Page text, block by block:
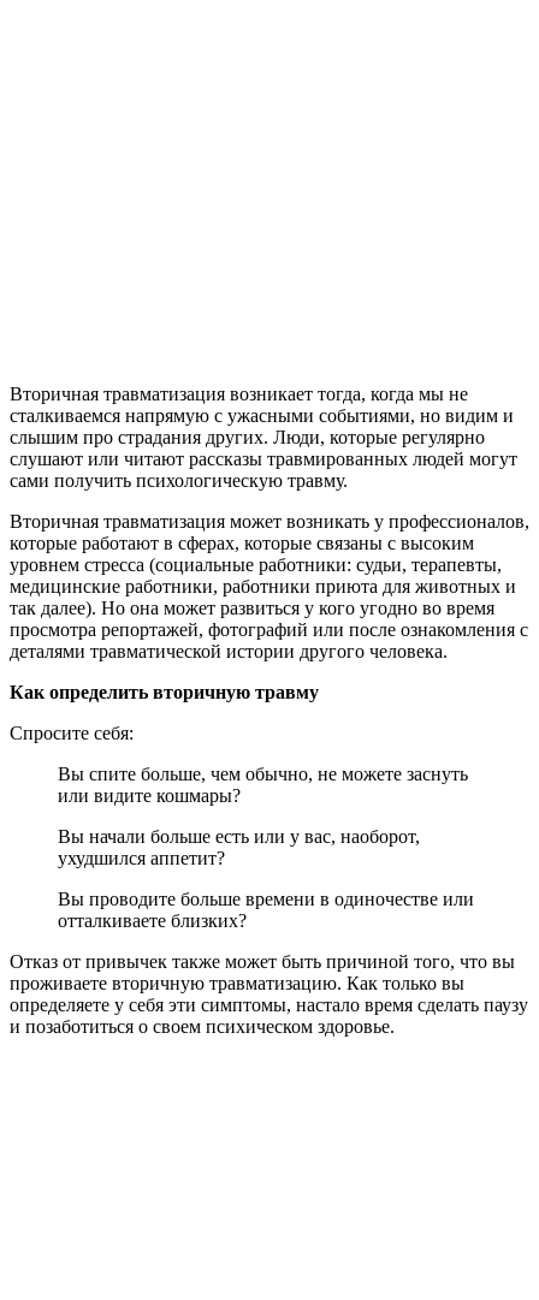
Вторичная травматизация возникает тогда, когда мы не
сталкиваемся напрямую с ужасными событиями, но видим и
слышим про страдания других. Люди, которые регулярно
слушают или читают рассказы травмированных людей могут
сами получить психологическую травму.
Вторичная травматизация может возникать у профессионалов,
которые работают в сферах, которые связаны с высоким
уровнем стресса (социальные работники: судьи, терапевты,
медицинские работники, работники приюта для животных и
так далее). Но она может развиться у кого угодно во время
просмотра репортажей, фотографий или после ознакомления с
деталями травматической истории другого человека.
Как определить вторичную травму
Спросите себя:
Вы спите больше, чем обычно, не можете заснуть
или видите кошмары?
Вы начали больше есть или у вас, наоборот,
ухудшился аппетит?
Вы проводите больше времени в одиночестве или
отталкиваете близких?
Отказ от привычек также может быть причиной того, что вы
проживаете вторичную травматизацию. Как только вы
определяете у себя эти симптомы, настало время сделать паузу
и позаботиться о своем психическом здоровье.